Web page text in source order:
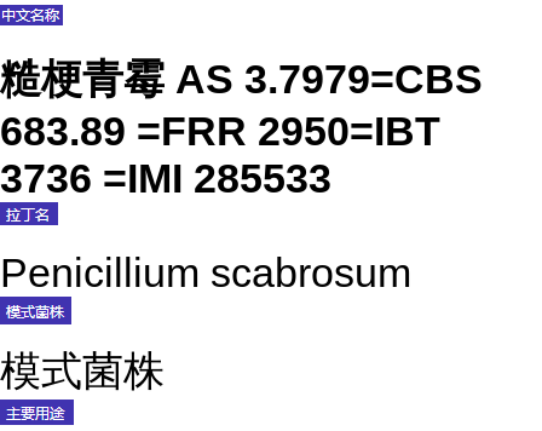
糙梗青霉 AS 3.7979=CBS
683.89 =FRR 2950=IBT
3736 =IMI 285533
Penicillium scabrosum
模式菌株